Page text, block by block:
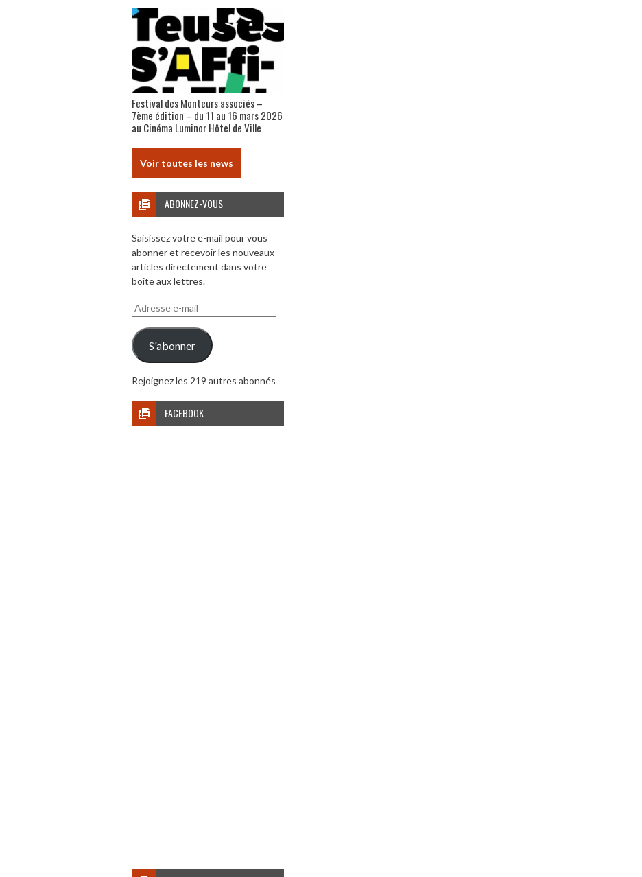
Festival des Monteurs associés –
7ème édition – du 11 au 16 mars 2026
au Cinéma Luminor Hôtel de Ville
Voir toutes les news
ABONNEZ-VOUS
Saisissez votre e-mail pour vous
abonner et recevoir les nouveaux
articles directement dans votre
boite aux lettres.
Adresse
e-
mail
S'abonner
Rejoignez les 219 autres abonnés
FACEBOOK